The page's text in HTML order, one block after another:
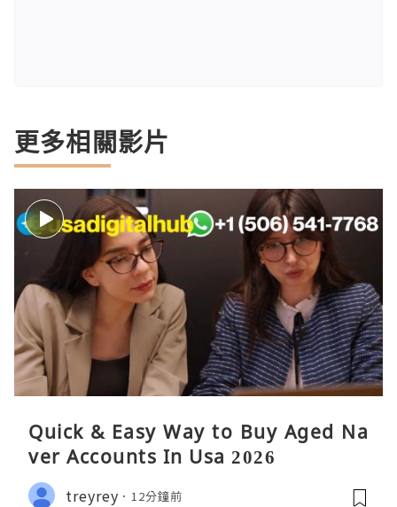
更多相關影片
Quick & Easy Way to Buy Aged Na
ver Accounts In Usa 2026
treyrey 12分鐘前